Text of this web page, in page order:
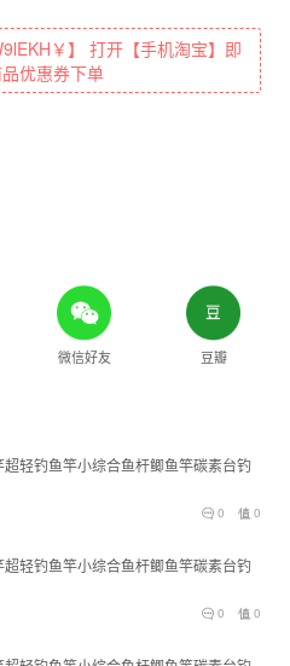
手机淘宝】即
优惠券下单
微信好友 豆瓣
轻钓鱼竿小综合鱼杆鲫鱼竿碳素台钓
0
0
轻钓鱼竿小综合鱼杆鲫鱼竿碳素台钓
0
0